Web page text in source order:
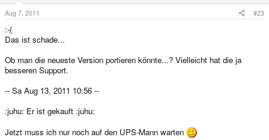
Aug 7, 2011 #23
:-(
Das ist schade...
Ob man die neueste Version portieren könnte...? Vielleicht hat die ja
besseren Support.
-- Sa Aug 13, 2011 10:56 --
:juhu: Er ist gekauft :juhu:
Jetzt muss ich nur noch auf den UPS-Mann warten